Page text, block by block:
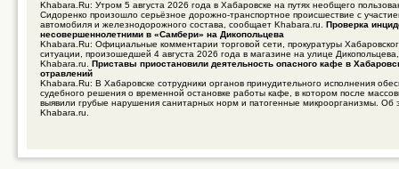
Khabara.Ru: Утром 5 августа 2026 года в Хабаровске на путях необщего
Сидоренко произошло серьёзное дорожно-транспортное происшествие с
автомобиля и железнодорожного состава, сообщает Khabara.ru. Проверка
несовершеннолетними в «Самбери» на Дикопольцева
Khabara.Ru: Официальные комментарии торговой сети, прокуратуры
ситуации, произошедшей 4 августа 2026 года в магазине на улице
Khabara.ru. Приставы приостановили деятельность опасного кафе в
отравлений
Khabara.Ru: В Хабаровске сотрудники органов принудительного исполнения
судебного решения о временной остановке работы кафе, в котором после
выявили грубые нарушения санитарных норм и патогенные микроорганизмы. Об
Khabara.ru.